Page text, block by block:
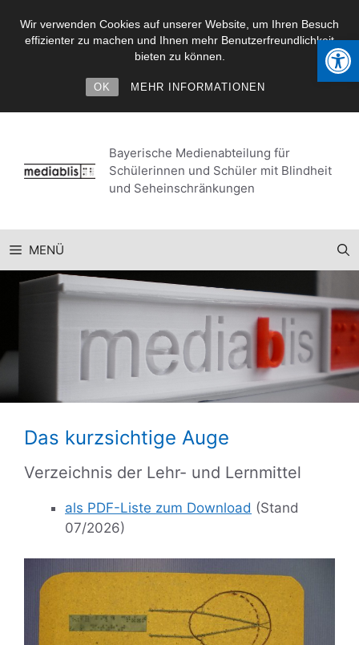
Wir verwenden Cookies auf unserer Website, um Ihren Besuch
effizienter zu machen und Ihnen mehr Benutzerfreundlichkeit
bieten zu können.
OK MEHR INFORMATIONEN
springen
Bayerische Medienabteilung für
Schülerinnen und Schüler mit Blindheit
und Seheinschränkungen
MENÜ
Das kurzsichtige Auge
Verzeichnis der Lehr- und Lernmittel
als PDF-Liste zum Download (Stand
07/2026)